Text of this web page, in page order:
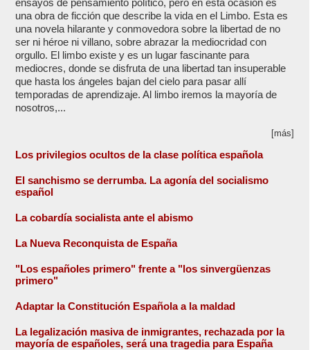
una obra de ficción que describe la vida en el Limbo. Esta es
una novela hilarante y conmovedora sobre la libertad de no
ser ni héroe ni villano, sobre abrazar la mediocridad con
orgullo. El limbo existe y es un lugar fascinante para
mediocres, donde se disfruta de una libertad tan insuperable
que hasta los ángeles bajan del cielo para pasar allí
temporadas de aprendizaje. Al limbo iremos la mayoría de
nosotros,...
[más]
Los privilegios ocultos de la clase política española
El sanchismo se derrumba. La agonía del socialismo
español
La cobardía socialista ante el abismo
La Nueva Reconquista de España
"Los españoles primero" frente a "los sinvergüenzas
primero"
Adaptar la Constitución Española a la maldad
La legalización masiva de inmigrantes, rechazada por la
mayoría de españoles, será una tragedia para España